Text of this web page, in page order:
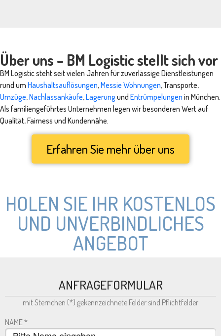
Über uns – BM Logistic stellt sich vor
BM Logistic steht seit vielen Jahren für zuverlässige Dienstleistungen
rund um Haushaltsauflösungen,Messie Wohnungen, Transporte,
Umzüge,Nachlassankäufe,Lagerungund Entrümpelungen in München.
Als familiengeführtes Unternehmen legen wir besonderen Wert auf
Qualität, Fairness und Kundennähe.
Erfahren Sie mehr über uns
HOLEN SIE IHR KOSTENLOS
UND UNVERBINDLICHES
ANGEBOT
ANFRAGEFORMULAR
mit Sternchen (*) gekennzeichnete Felder sind Pflichtfelder
NAME*